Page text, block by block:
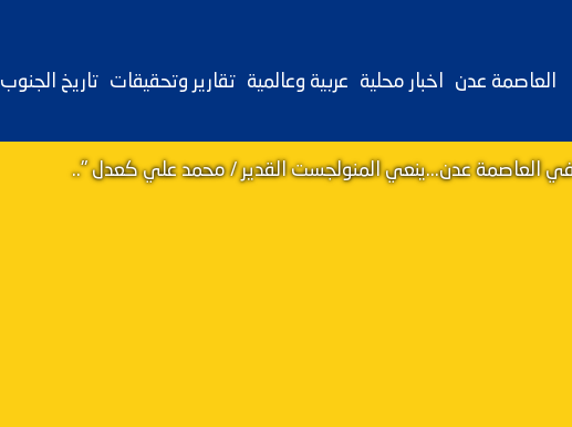
العاصمة عدن اخبار محلية عربية وعالمية تقارير وتحقيقات تاريخ الجنوب
العاصمة عدن...ينعي المنولجست القدير / محمد علي كعدل "..